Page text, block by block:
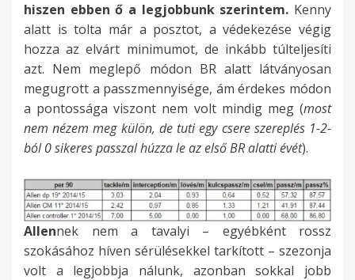
hiszen ebben ő a legjobbunk szerintem. Kenny
alatt is tolta már a posztot, a védekezése végig
hozza az elvárt minimumot, de inkább túlteljesíti
azt. Nem meglepő módon BR alatt látványosan
megugrott a passzmennyisége, ám érdekes módon
a pontossága viszont nem volt mindig meg (most
nem nézem meg külön, de tuti egy csere szereplés 1-2-
ból 0 sikeres passzal húzza le az első BR alatti évét).
Allennek nem a tavalyi – egyébként rossz
szokásához híven sérülésekkel tarkított – szezonja
volt a legjobbja nálunk, azonban sokkal jobb